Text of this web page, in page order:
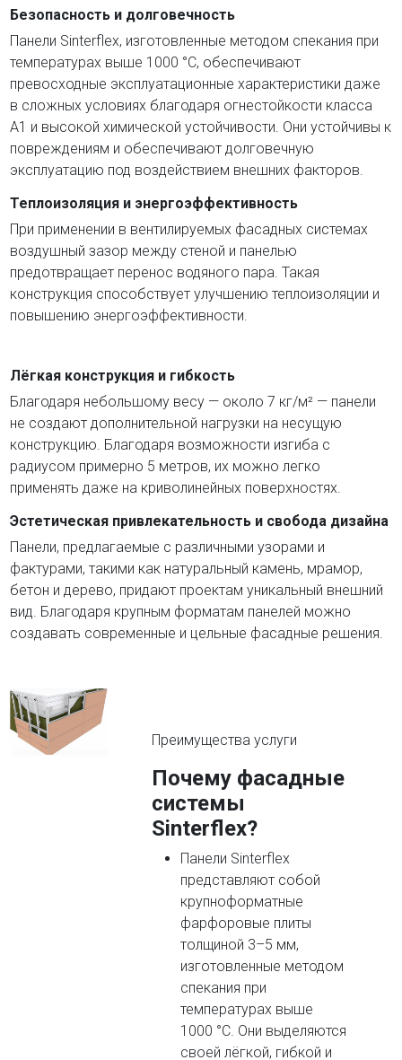
Безопасность и долговечность
Панели Sinterflex, изготовленные методом спекания при
температурах выше 1000 °C, обеспечивают
превосходные эксплуатационные характеристики даже
в сложных условиях благодаря огнестойкости класса
A1 и высокой химической устойчивости. Они устойчивы к
повреждениям и обеспечивают долговечную
эксплуатацию под воздействием внешних факторов.
Теплоизоляция и энергоэффективность
При применении в вентилируемых фасадных системах
воздушный зазор между стеной и панелью
предотвращает перенос водяного пара. Такая
конструкция способствует улучшению теплоизоляции и
повышению энергоэффективности.
Лёгкая конструкция и гибкость
Благодаря небольшому весу — около 7 кг/м² — панели
не создают дополнительной нагрузки на несущую
конструкцию. Благодаря возможности изгиба с
радиусом примерно 5 метров, их можно легко
применять даже на криволинейных поверхностях.
Эстетическая привлекательность и свобода дизайна
Панели, предлагаемые с различными узорами и
фактурами, такими как натуральный камень, мрамор,
бетон и дерево, придают проектам уникальный внешний
вид. Благодаря крупным форматам панелей можно
создавать современные и цельные фасадные решения.
Преимущества услуги
Почему фасадные
системы
Sinterflex?
Панели Sinterflex
представляют собой
крупноформатные
фарфоровые плиты
толщиной 3–5 мм,
изготовленные методом
спекания при
температурах выше
1000 °C. Они выделяются
своей лёгкой, гибкой и